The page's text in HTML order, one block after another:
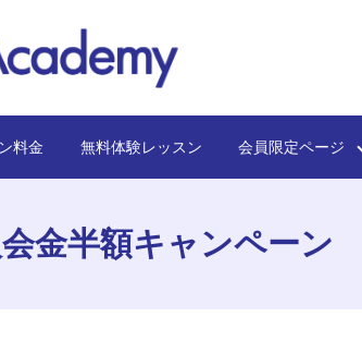
料金 無料体験レッスン 会員限定ページ
金半額キャンペーン